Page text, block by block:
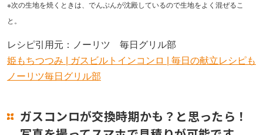
※次の生地を焼くときは、でんぷんが沈殿しているので生地をよく混ぜるこ
と。
レシピ引用元：ノーリツ 毎日グリル部
姫もちつつみ | ガスビルトインコンロ | 毎日の献立レシピも
ノーリツ毎日グリル部
ガスコンロが交換時期かも？ と思ったら！